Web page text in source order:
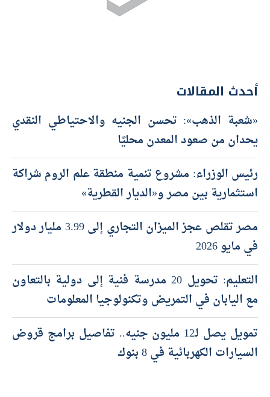
أحدث المقالات
«شعبة الذهب»: تحسن الجنيه والاحتياطي النقدي
يحدان من صعود المعدن محليًا
رئيس الوزراء: مشروع تنمية منطقة علم الروم شراكة
استثمارية بين مصر و«الديار القطرية»
مصر تقلص عجز الميزان التجاري إلى 3.99 مليار دولار
في مايو 2026
التعليم: تحويل 20 مدرسة فنية إلى دولية بالتعاون
مع اليابان في التمريض وتكنولوجيا المعلومات
تمويل يصل لـ12 مليون جنيه.. تفاصيل برامج قروض
السيارات الكهربائية في 8 بنوك